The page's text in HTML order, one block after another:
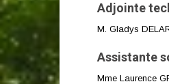
Adjointe
M. Gladys
Assistante
Mme Laurence